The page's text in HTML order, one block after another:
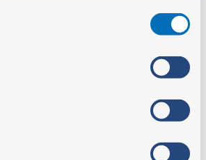
ändra ditt val. För att återkalla ditt
på ”Cookie-ikonen” längst ned till